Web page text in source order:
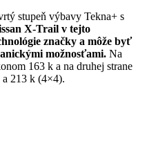
stupeň výbavy Tekna+ s
X-Trail v tejto
značky a môže byť
možnosťami. Na
163 k a na druhej strane
213 k (4×4).